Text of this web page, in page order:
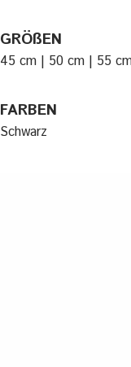
GRÖßEN
45 cm | 50 cm | 55
FARBEN
Schwarz